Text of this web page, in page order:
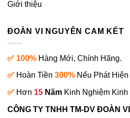
Giới thiệu
ĐOÀN VI NGUYÊN CAM KẾT
✅ 100% Hàng Mới, Chính Hãng.
✅ Hoàn Tiền 300% Nếu Phát
✅ Hơn 15 Năm Kinh Nghiệm Kinh
CÔNG TY TNHH TM-DV ĐOÀN